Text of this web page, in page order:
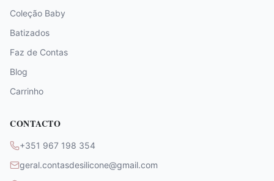
Coleção Baby
Batizados
Faz de Contas
Blog
Carrinho
CONTACTO
+351 967 198 354
geral.contasdesilicone@gmail.com